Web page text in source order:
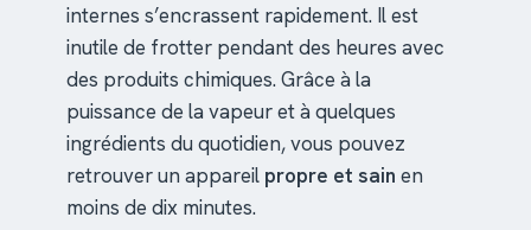
internes s’encrassent rapidement. Il est
inutile de frotter pendant des heures avec
des produits chimiques. Grâce à la
puissance de la vapeur et à quelques
ingrédients du quotidien, vous pouvez
retrouver un appareil propre et sain en
moins de dix minutes.